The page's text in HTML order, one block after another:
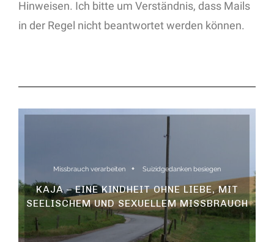
Hinweisen. Ich bitte um Verständnis, dass Mails
in der Regel nicht beantwortet werden können.
Missbrauch verarbeiten Suizidgedanken besiegen
KAJA – EINE KINDHEIT OHNE LIEBE, MIT
SEELISCHEM UND SEXUELLEM MISSBRAUCH